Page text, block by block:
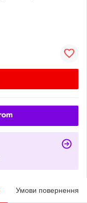
Умови повернення